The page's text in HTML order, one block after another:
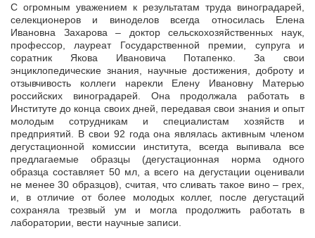
С огромным уважением к результатам труда виноградарей,
селекционеров и виноделов всегда относилась Елена
Ивановна Захарова – доктор сельскохозяйственных наук,
профессор, лауреат Государственной премии, супруга и
соратник Якова Ивановича Потапенко. За свои
энциклопедические знания, научные достижения, доброту и
отзывчивость коллеги нарекли Елену Ивановну Матерью
российских виноградарей. Она продолжала работать в
Институте до конца своих дней, передавая свои знания и опыт
молодым сотрудникам и специалистам хозяйств и
предприятий. В свои 92 года она являлась активным членом
дегустационной комиссии института, всегда выпивала все
предлагаемые образцы (дегустационная норма одного
образца составляет 50 мл, а всего на дегустации оценивали
не менее 30 образцов), считая, что сливать такое вино – грех,
и, в отличие от более молодых коллег, после дегустаций
сохраняла трезвый ум и могла продолжить работать в
лаборатории, вести научные записи.